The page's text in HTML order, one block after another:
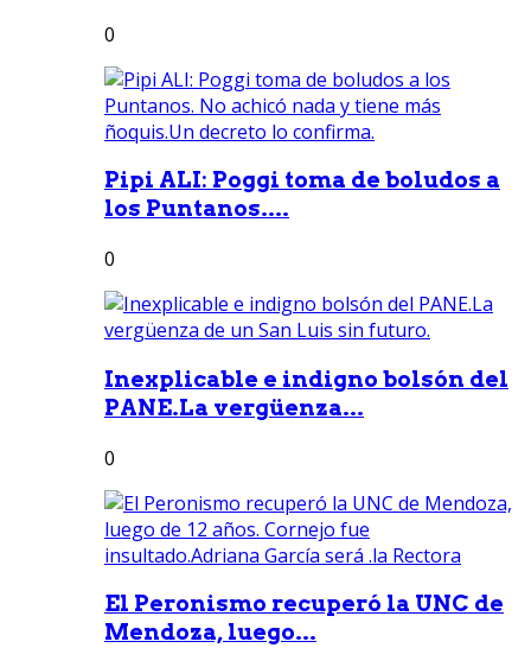
0
Pipi ALI: Poggi toma de boludos a
los Puntanos....
0
Inexplicable e indigno bolsón del
PANE.La vergüenza...
0
El Peronismo recuperó la UNC de
Mendoza, luego...